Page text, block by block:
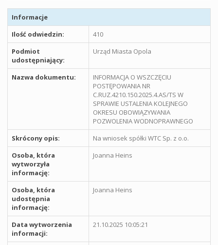
Informacje
Ilość odwiedzin:
410
Podmiot
udostępniający:
Urząd Miasta Opola
Nazwa dokumentu:
INFORMACJA O WSZCZĘCIU
POSTĘPOWANIA NR
C.RUZ.4210.150.2025.4.AS/TS W
SPRAWIE USTALENIA KOLEJNEGO
OKRESU OBOWIĄZYWANIA
POZWOLENIA WODNOPRAWNEGO
Skrócony opis:
Na wniosek spółki WTC Sp. z o.o.
Osoba, która
wytworzyła
informację:
Joanna Heins
Osoba, która
udostępnia
informację:
Joanna Heins
Data wytworzenia
informacji:
21.10.2025 10:05:21